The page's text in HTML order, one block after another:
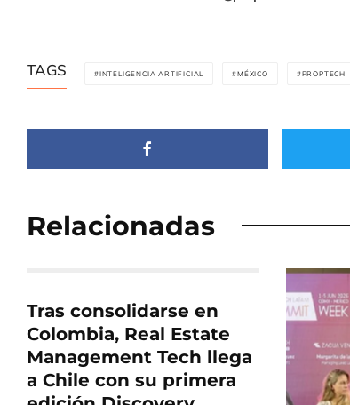
TAGS INTELIGENCIA ARTIFICIAL MÉXICO PROPTECH
Relacionadas
Tras consolidarse en
Colombia, Real Estate
Management Tech llega
a Chile con su primera